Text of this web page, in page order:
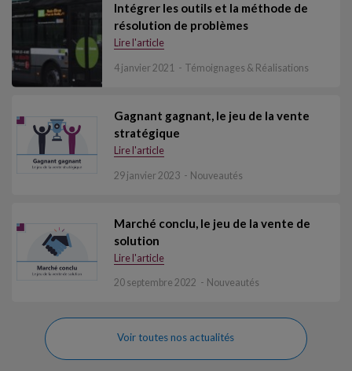
Intégrer les outils et la méthode de
résolution de problèmes
Lire l'article
4 janvier 2021 Témoignages & Réalisations
Gagnant gagnant, le jeu de la vente
stratégique
Lire l'article
29 janvier 2023 Nouveautés
Marché conclu, le jeu de la vente de
solution
Lire l'article
20 septembre 2022 Nouveautés
Voir toutes nos actualités